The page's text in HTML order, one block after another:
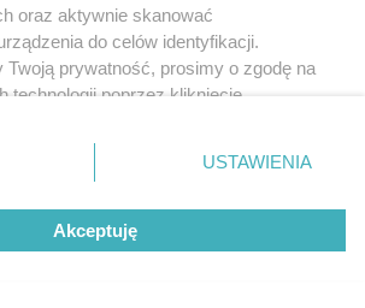
oraz aktywnie skanować
do celów identyfikacji.
Twoją prywatność, prosimy o zgodę na
technologii poprzez kliknięcie
przycisk ustawień prywatności
dolnym rogu strony
danych nie wymagają zgody
prawo sprzeciwić się takiemu
będą miały zastosowanie tylko
USTAWIENIA
Akceptuję